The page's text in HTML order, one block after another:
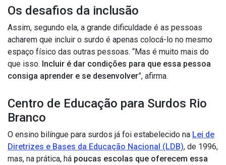
Os desafios da inclusão
Assim, segundo ela, a grande dificuldade é as pessoas
acharem que incluir o surdo é apenas colocá-lo no mesmo
espaço físico das outras pessoas. “Mas é muito mais do
que isso. Incluir é dar condições para que essa pessoa
consiga aprender e se desenvolver”, afirma.
Centro de Educação para Surdos Rio
Branco
O ensino bilíngue para surdos já foi estabelecido na Lei de
Diretrizes e Bases da Educação Nacional (LDB), de 1996,
mas, na prática, há poucas escolas que oferecem essa